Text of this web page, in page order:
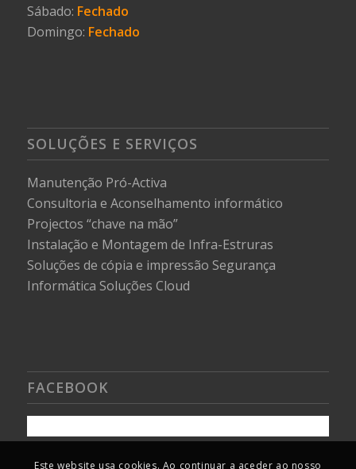
Sábado: Fechado
Domingo: Fechado
SOLUÇÕES E SERVIÇOS
Manutenção Pró-Activa
Consultoria e Aconselhamento informático
Projectos “chave na mão”
Instalação e Montagem de Infra-Estruras
Soluções de cópia e impressão Segurança
Informática Soluções Cloud
FACEBOOK
Este website usa cookies. Ao continuar a aceder ao nosso